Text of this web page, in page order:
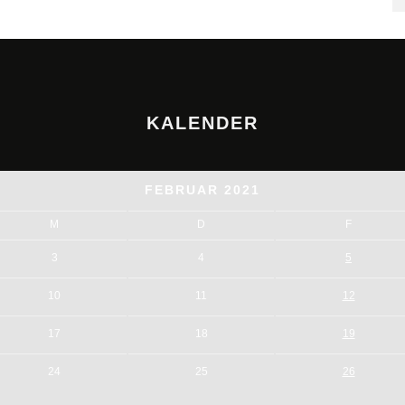
KALENDER
FEBRUAR 2021
M D F
3 5
10 11 12
17 18 19
24 25 26